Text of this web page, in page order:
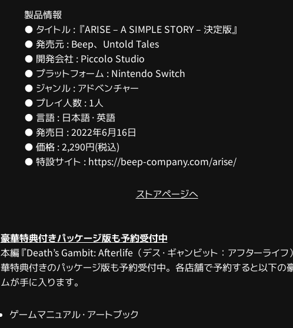
製品情報
● タイトル : 『ARISE – A SIMPLE STORY – 決定版』
● 発売元 : Beep、Untold Tales
● 開発会社 : Piccolo Studio
● プラットフォーム : Nintendo Switch
● ジャンル : アドベンチャー
● プレイ人数 : 1人
● 言語 : 日本語・英語
● 発売日 : 2022年6月16日
● 価格 : 2,290円(税込)
● 特設サイト : https://beep-company.com/arise/
ストアページへ
豪華特典付きパッケージ版も予約受付中
本編『Death’s Gambit: Afterlife（デス・ギャンビット：アフターライフ
華特典付きのパッケージ版も予約受付中。各店舗で予約すると以下の
ムが手に入ります。
ゲームマニュアル・アートブック